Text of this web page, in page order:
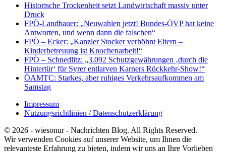
Historische Trockenheit setzt Landwirtschaft massiv unter
Druck
FPÖ-Landbauer: „Neuwahlen jetzt! Bundes-ÖVP hat keine
Antworten, und wenn dann die falschen“
FPÖ – Ecker: „Kanzler Stocker verhöhnt Eltern –
Kinderbetreuung ist Knochenarbeit!“
FPÖ – Schnedlitz: „3.092 Schutzgewährungen ‚durch die
Hintertür‘ für Syrer entlarven Karners Rückkehr-Show!“
ÖAMTC: Starkes, aber ruhiges Verkehrsaufkommen am
Samstag
Impressum
Nutzungsrichtlinien / Datenschutzerklärung
© 2026 - wiesonur - Nachrichten Blog. All Rights Reserved.
Wir verwenden Cookies auf unserer Website, um Ihnen die
relevanteste Erfahrung zu bieten, indem wir uns an Ihre Vorlieben